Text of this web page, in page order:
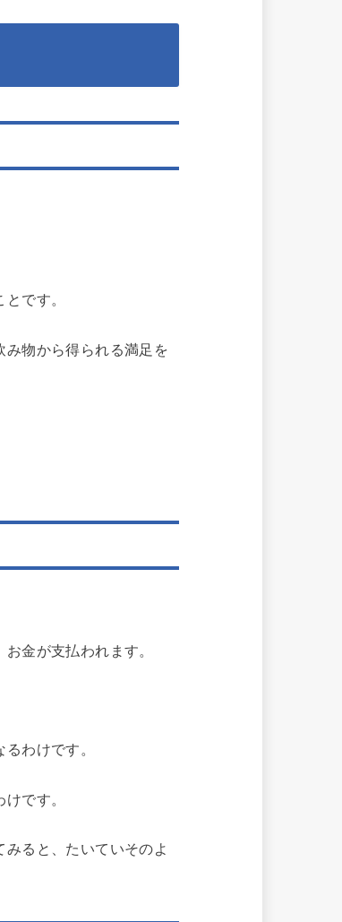
です。
物から得られる満足を
金が支払われます。
わけです。
です。
ると、たいていそのよ